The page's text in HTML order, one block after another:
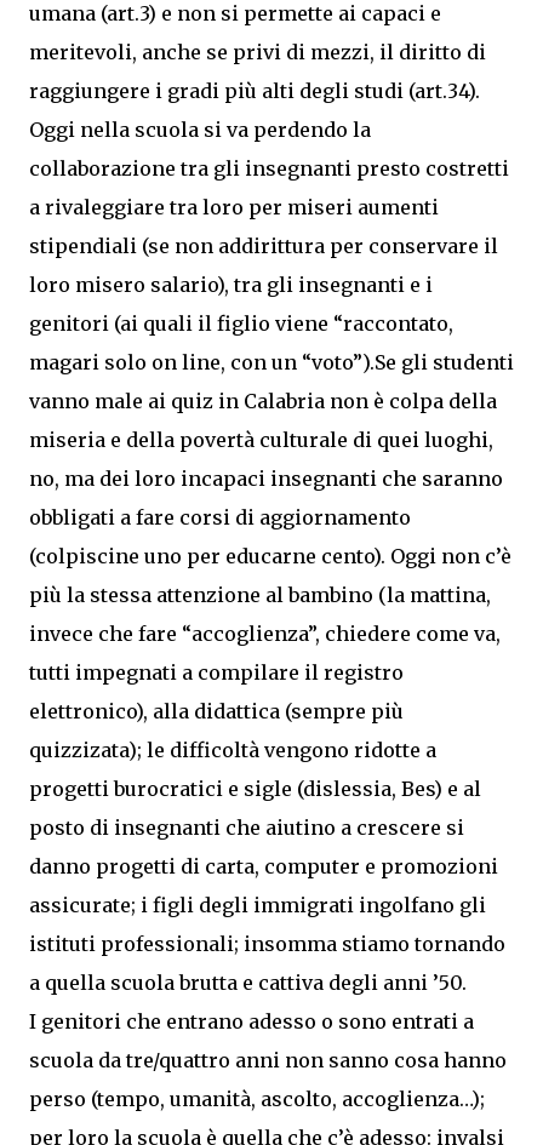
umana (art.3) e non si permette ai capaci e
meritevoli, anche se privi di mezzi, il diritto di
raggiungere i gradi più alti degli studi (art.34).
Oggi nella scuola si va perdendo la
collaborazione tra gli insegnanti presto costretti
a rivaleggiare tra loro per miseri aumenti
stipendiali (se non addirittura per conservare il
loro misero salario), tra gli insegnanti e i
genitori (ai quali il figlio viene “raccontato,
magari solo on line, con un “voto”).Se gli studenti
vanno male ai quiz in Calabria non è colpa della
miseria e della povertà culturale di quei luoghi,
no, ma dei loro incapaci insegnanti che saranno
obbligati a fare corsi di aggiornamento
(colpiscine uno per educarne cento). Oggi non c’è
più la stessa attenzione al bambino (la mattina,
invece che fare “accoglienza”, chiedere come va,
tutti impegnati a compilare il registro
elettronico), alla didattica (sempre più
quizzizata); le difficoltà vengono ridotte a
progetti burocratici e sigle (dislessia, Bes) e al
posto di insegnanti che aiutino a crescere si
danno progetti di carta, computer e promozioni
assicurate; i figli degli immigrati ingolfano gli
istituti professionali; insomma stiamo tornando
a quella scuola brutta e cattiva degli anni ’50.
I genitori che entrano adesso o sono entrati a
scuola da tre/quattro anni non sanno cosa hanno
perso (tempo, umanità, ascolto, accoglienza…);
per loro la scuola è quella che c’è adesso: invalsi